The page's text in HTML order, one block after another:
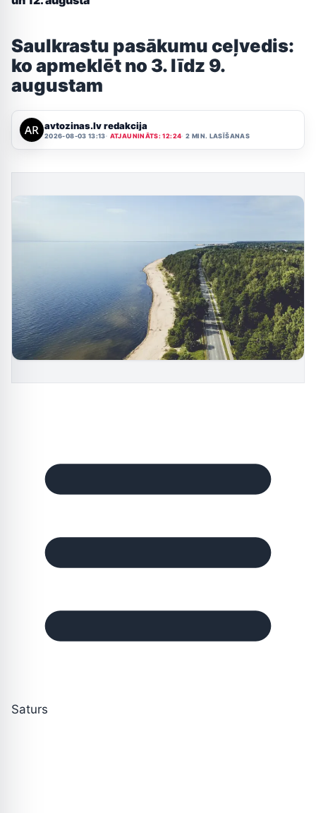
Saulkrastu pasākumu ceļvedis:
ko apmeklēt no 3. līdz 9.
augustam
avtozinas.lv redakcija
2026-08-03 13:13 ATJAUNINĀTS: 12:24 2 MIN. LASĪŠANAS
Saturs